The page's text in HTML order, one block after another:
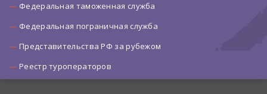
Федеральная таможенная служба
Федеральная пограничная служба
Представительства РФ за рубежом
Реестр туроператоров